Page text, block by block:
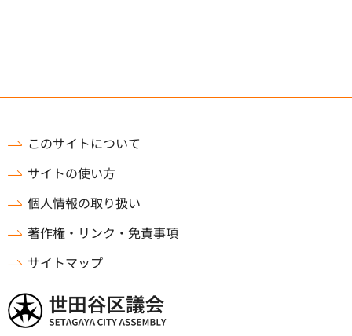
このサイトについて
サイトの使い方
個人情報の取り扱い
著作権・リンク・免責事項
サイトマップ
世田谷区議会